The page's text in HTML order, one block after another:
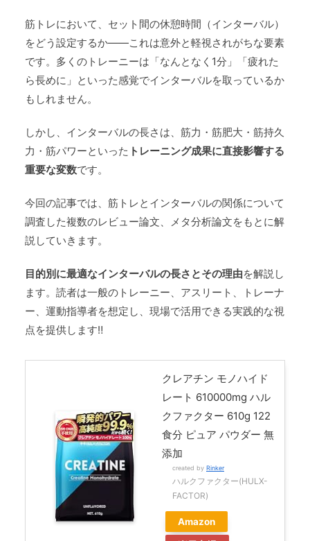
筋トレにおいて、セット間の休憩時間（インターバル）
をどう設定するか――これは意外と軽視されがちな要素
です。多くのトレーニーは「なんとなく1分」「疲れた
ら長めに」といった感覚でインターバルを取っているか
もしれません。
しかし、インターバルの長さは、筋力・筋肥大・筋持久
力・筋パワーといった トレーニング成果に直接影響する
重要な変数です。
今回の記事では、筋トレとインターバルの関係について
調査した複数のレビュー論文、メタ分析論文をもとに解
説していきます。
目的別に最適なインターバルの長さとその理由を解説し
ます。読者は一般のトレーニー、アスリート、トレーナ
ー、運動指導者を想定し、現場で活用できる実践的な視
点を提供します‼
クレアチン モノハイド
レート 610000mg ハル
クファクター 610g 122
食分 ピュア パウダー 無
添加
created by Rinker
ハルクファクター(HULX-
FACTOR)
Amazon